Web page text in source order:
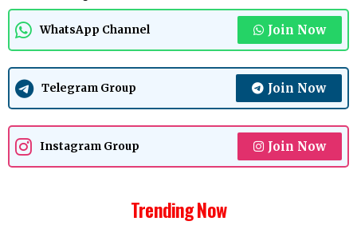
WhatsApp Channel Join Now
Telegram Group Join Now
Instagram Group Join Now
Trending Now